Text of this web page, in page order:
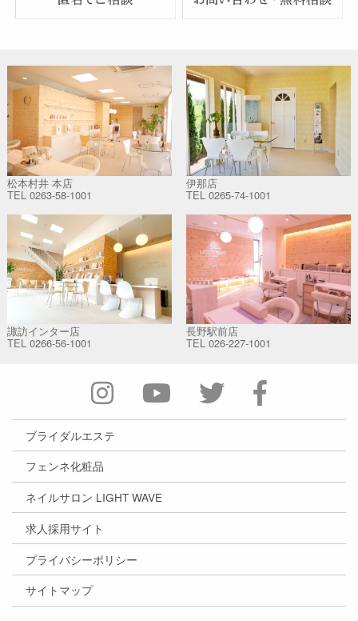
松本村井 本店
TEL 0263-58-1001
伊那店
TEL 0265-74-1001
諏訪インター店
TEL 0266-56-1001
長野駅前店
TEL 026-227-1001
ブライダルエステ
フェンネ化粧品
ネイルサロン LIGHT WAVE
求人採用サイト
プライバシーポリシー
サイトマップ